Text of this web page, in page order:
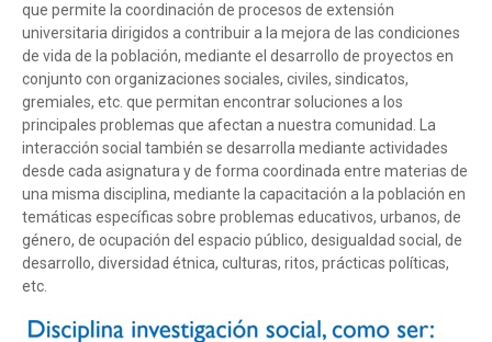
que permite la coordinación de procesos de extensión
universitaria dirigidos a contribuir a la mejora de las condiciones
de vida de la población, mediante el desarrollo de proyectos en
conjunto con organizaciones sociales, civiles, sindicatos,
gremiales, etc. que permitan encontrar soluciones a los
principales problemas que afectan a nuestra comunidad. La
interacción social también se desarrolla mediante actividades
desde cada asignatura y de forma coordinada entre materias de
una misma disciplina, mediante la capacitación a la población en
temáticas específicas sobre problemas educativos, urbanos, de
género, de ocupación del espacio público, desigualdad social, de
desarrollo, diversidad étnica, culturas, ritos, prácticas políticas,
etc.